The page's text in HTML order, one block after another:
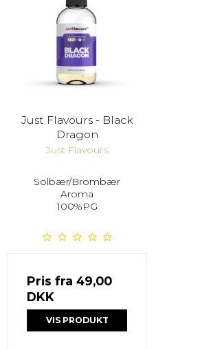
Just Flavours - Black
Dragon
Just Flavours
Solbær/Brombær
Aroma
100%PG
Pris fra 49,00
DKK
VIS PRODUKT